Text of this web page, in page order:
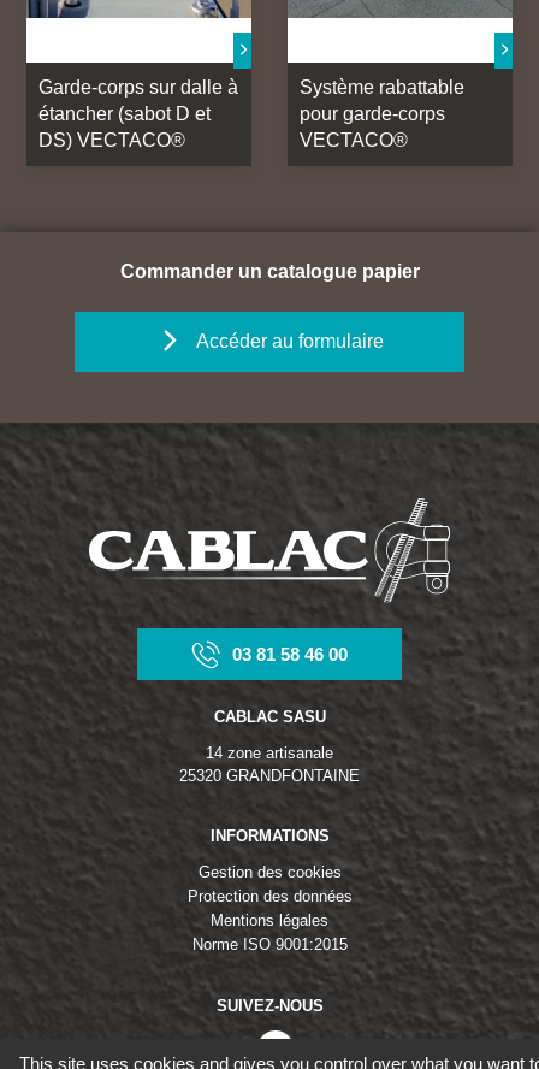
Garde-corps sur dalle à
étancher (sabot D et
DS) VECTACO®
Système rabattable
pour garde-corps
VECTACO®
Commander un catalogue papier
Accéder au formulaire
03 81 58 46 00
CABLAC SASU
14 zone artisanale
25320 GRANDFONTAINE
INFORMATIONS
Gestion des cookies
Protection des données
Mentions légales
Norme ISO 9001:2015
SUIVEZ-NOUS
This site uses cookies and gives you control over what you want